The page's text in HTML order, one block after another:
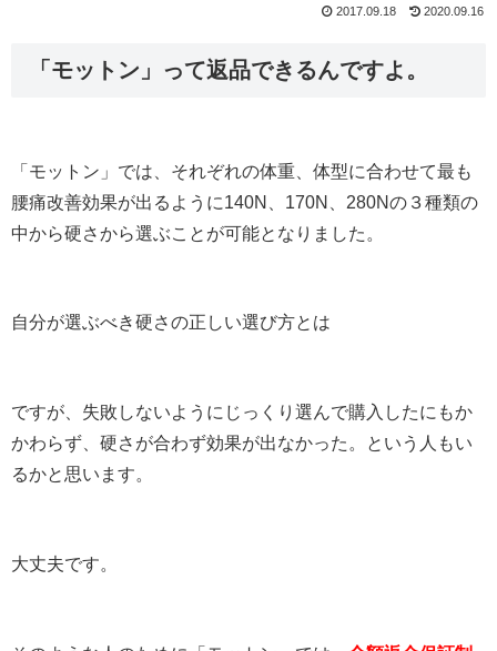
2017.09.18 2020.09.16
「モットン」って返品できるんですよ。
「モットン」では、それぞれの体重、体型に合わせて最も
腰痛改善効果が出るように140N、170N、280Nの３種類の
中から硬さから選ぶことが可能となりました。
自分が選ぶべき硬さの正しい選び方とは
ですが、失敗しないようにじっくり選んで購入したにもか
かわらず、硬さが合わず効果が出なかった。という人もい
るかと思います。
大丈夫です。